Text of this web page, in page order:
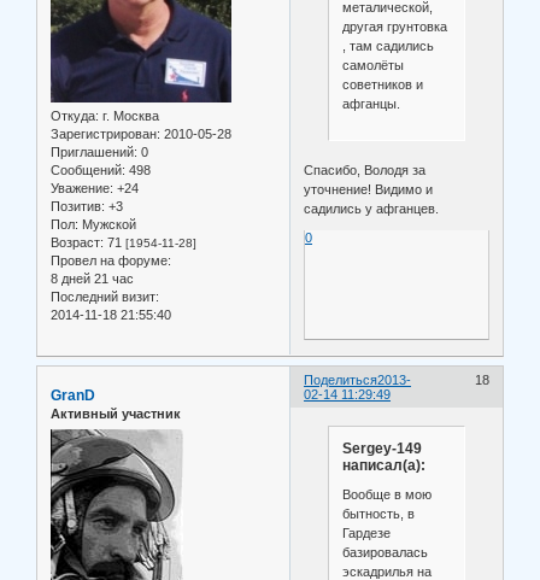
Откуда: г. Москва
Зарегистрирован: 2010-05-28
Приглашений: 0
Сообщений: 498
Уважение: +24
Позитив: +3
Пол: Мужской
Возраст: 71 [1954-11-28]
Провел на форуме:
8 дней 21 час
Последний визит:
2014-11-18 21:55:40
металической,
другая грунтовка
, там садились
самолёты
советников и
афганцы.
Спасибо, Володя за
уточнение! Видимо и
садились у афганцев.
0
Поделиться 18
2013-
02-14 11:29:49
GranD
Активный участник
Sergey-149
написал(а):
Вообще в мою
бытность, в
Гардезе
базировалась
эскадрилья на